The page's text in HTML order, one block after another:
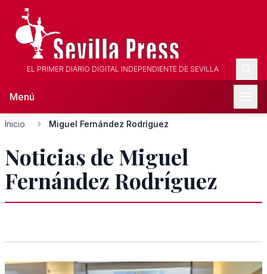
EL PRIMER DIARIO DIGITAL INDEPENDIENTE DE SEVILLA
Menú
Inicio Miguel Fernández Rodríguez
Noticias de Miguel
Fernández Rodríguez